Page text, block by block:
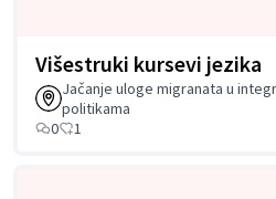
Višestruki kursevi jezika
Jačanje uloge migranata u
politikama
0
1